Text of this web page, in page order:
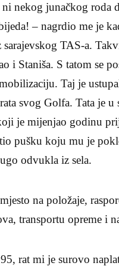
nekog junačkog roda
– nagrdio me je
TAS-a.
i Staniša. S tatom se
Taj je
svog Golfa. Tata je
je mijenjao godinu
pušku koju mu je
odvukla iz sela.
na položaje,
transportu opreme i
rat mi je surovo